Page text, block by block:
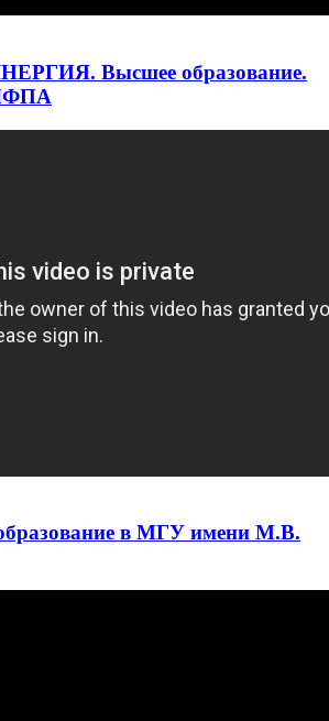
Высшее образование.
в МГУ имени М.В.